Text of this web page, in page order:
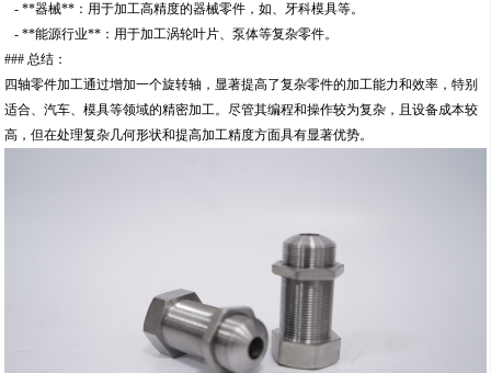
- **器械**：用于加工高精度的器械零件，如、牙科模具等。
- **能源行业**：用于加工涡轮叶片、泵体等复杂零件。
### 总结：
四轴零件加工通过增加一个旋转轴，显著提高了复杂零件的加工能力和效率，特别
适合、汽车、模具等领域的精密加工。尽管其编程和操作较为复杂，且设备成本较
高，但在处理复杂几何形状和提高加工精度方面具有显著优势。